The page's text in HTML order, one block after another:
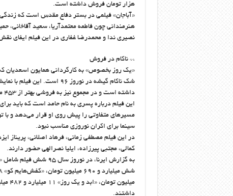
هزار تومان فروش داشته است.
«آباجان» فیلمی در بستر دفاع مقدس است که زندگی خانواده ای در دهه ۶۰
هنرمندانی چون فاطمه معتمدآریا، سعید آقاخانی،
نصیری ندا و محمدرضا غفاری در این فیلم ایفای
** ناکام در فروش
«یک روز بخصوص» به کارگردانی همایون اسعدیان که
داشته است و در مجموع نیز به فروشی بهتر از ۴۵۳ میلیون و ۴۳۶ هزارتومان نرسیده است.
این فیلم درباره پسری به نام حامد است که باید
مسیرهای متفاوتی را پیش روی او قرار می‌دهد و با
سینما برای اکران نوروزی مناسب نبود.
در این فیلم مصطفی زمانی، فرهاد اصلانی، پریناز
کمالی، مجتبی پیرزاده، ایلیا نصرالهی حضور دارند.
داشتند.